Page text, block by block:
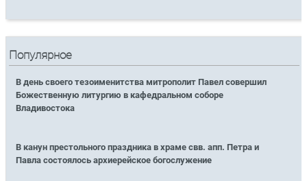
Популярное
В день своего тезоименитства митрополит Павел совершил
Божественную литургию в кафедральном соборе
Владивостока
В канун престольного праздника в храме свв. апп. Петра и
Павла состоялось архиерейское богослужение